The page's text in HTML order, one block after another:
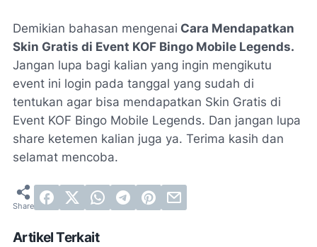
Demikian bahasan mengenai Cara Mendapatkan
Skin Gratis di Event KOF Bingo Mobile Legends.
Jangan lupa bagi kalian yang ingin mengikutu
event ini login pada tanggal yang sudah di
tentukan agar bisa mendapatkan Skin Gratis di
Event KOF Bingo Mobile Legends. Dan jangan lupa
share ketemen kalian juga ya. Terima kasih dan
selamat mencoba.
Artikel Terkait